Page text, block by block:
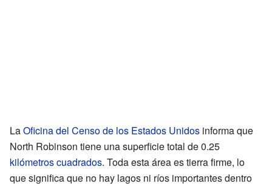
LaOficina del Censo de los Estados Unidos informa que
North Robinson tiene una superficie total de 0.25
kilómetros cuadrados. Toda esta área es tierra firme, lo
que significa que no hay lagos ni ríos importantes dentro